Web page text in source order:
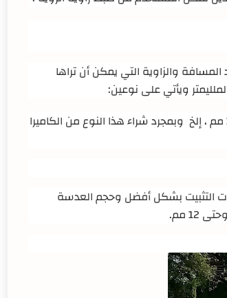
والزاوية التي يمكن أن تراها
ويأتي على نوعين:
وبمجرد شراء هذا النوع من الكاميرا
التثبيت بشكل أفضل وحجم العدسة
.